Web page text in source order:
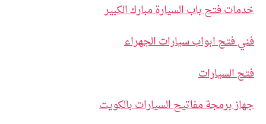
خدمات فتح باب السيارة مبارك الكبير
فني فتح ابواب سيارات الجهراء
فتح السيارات
جهاز برمجة مفاتيح السيارات بالكويت